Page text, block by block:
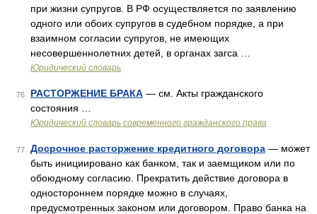
при жизни супругов. В РФ осуществляется по заявлению
одного или обоих супругов в судебном порядке, а при
взаимном согласии супругов, не имеющих
несовершеннолетних детей, в органах загса …
Юридический словарь
76 РАСТОРЖЕНИЕ БРАКА — см. Акты гражданского
состояния …
Юридический словарь современного гражданского права
77 Досрочное расторжение кредитного договора — может
быть инициировано как банком, так и заемщиком или по
обоюдному согласию. Прекратить действие договора в
одностороннем порядке можно в случаях,
предусмотренных законом или договором. Право банка на